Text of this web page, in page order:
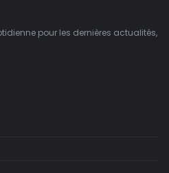
pour les dernières actualités,